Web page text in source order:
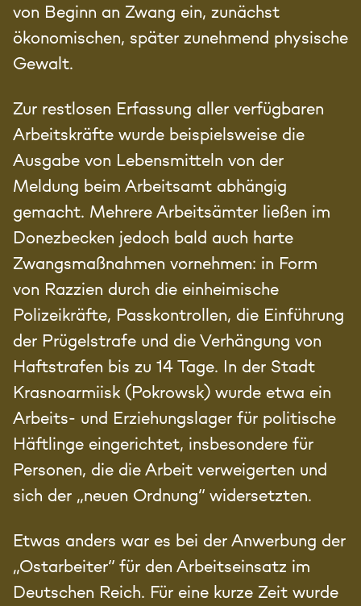
von Beginn an Zwang ein, zunächst
ökonomischen, später zunehmend physische
Gewalt.
Zur restlosen Erfassung aller verfügbaren
Arbeitskräfte wurde beispielsweise die
Ausgabe von Lebensmitteln von der
Meldung beim Arbeitsamt abhängig
gemacht. Mehrere Arbeitsämter ließen im
Donezbecken jedoch bald auch harte
Zwangsmaßnahmen vornehmen: in Form
von Razzien durch die einheimische
Polizeikräfte, Passkontrollen, die Einführung
der Prügelstrafe und die Verhängung von
Haftstrafen bis zu 14 Tage. In der Stadt
Krasnoarmiisk (Pokrowsk) wurde etwa ein
Arbeits- und Erziehungslager für politische
Häftlinge eingerichtet, insbesondere für
Personen, die die Arbeit verweigerten und
sich der „neuen Ordnung“ widersetzten.
Etwas anders war es bei der Anwerbung der
„Ostarbeiter“ für den Arbeitseinsatz im
Deutschen Reich. Für eine kurze Zeit wurde